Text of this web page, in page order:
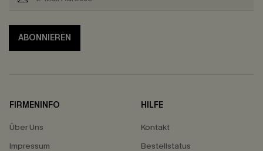
ABONNIEREN
FIRMENINFO
Über Uns
Impressum
HILFE
Kontakt
Bestellstatus